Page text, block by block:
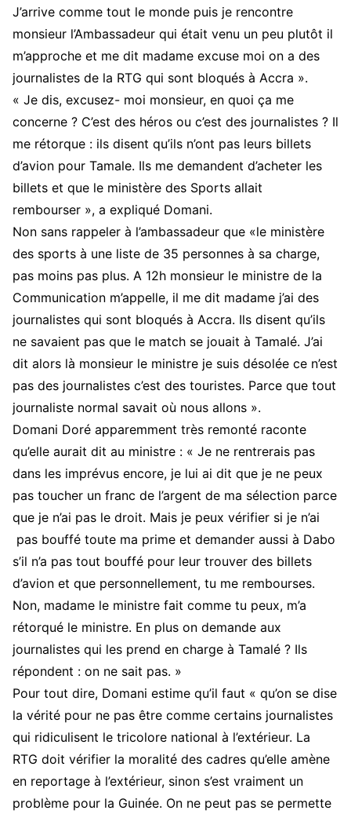
J’arrive comme tout le monde puis je rencontre
monsieur l’Ambassadeur qui était venu un peu plutôt il
m’approche et me dit madame excuse moi on a des
journalistes de la RTG qui sont bloqués à Accra ».
« Je dis, excusez- moi monsieur, en quoi ça me
concerne ? C’est des héros ou c’est des journalistes ? Il
me rétorque : ils disent qu’ils n’ont pas leurs billets
d’avion pour Tamale. Ils me demandent d’acheter les
billets et que le ministère des Sports allait
rembourser », a expliqué Domani.
Non sans rappeler à l’ambassadeur que «le ministère
des sports à une liste de 35 personnes à sa charge,
pas moins pas plus. A 12h monsieur le ministre de la
Communication m’appelle, il me dit madame j’ai des
journalistes qui sont bloqués à Accra. Ils disent qu’ils
ne savaient pas que le match se jouait à Tamalé. J’ai
dit alors là monsieur le ministre je suis désolée ce n’est
pas des journalistes c’est des touristes. Parce que tout
journaliste normal savait où nous allons ».
Domani Doré apparemment très remonté raconte
qu’elle aurait dit au ministre : « Je ne rentrerais pas
dans les imprévus encore, je lui ai dit que je ne peux
pas toucher un franc de l’argent de ma sélection parce
que je n’ai pas le droit. Mais je peux vérifier si je n’ai
pas bouffé toute ma prime et demander aussi à Dabo
s’il n’a pas tout bouffé pour leur trouver des billets
d’avion et que personnellement, tu me rembourses.
Non, madame le ministre fait comme tu peux, m’a
rétorqué le ministre. En plus on demande aux
journalistes qui les prend en charge à Tamalé ? Ils
répondent : on ne sait pas. »
Pour tout dire, Domani estime qu’il faut « qu’on se dise
la vérité pour ne pas être comme certains journalistes
qui ridiculisent le tricolore national à l’extérieur. La
RTG doit vérifier la moralité des cadres qu’elle amène
en reportage à l’extérieur, sinon s’est vraiment un
problème pour la Guinée. On ne peut pas se permette